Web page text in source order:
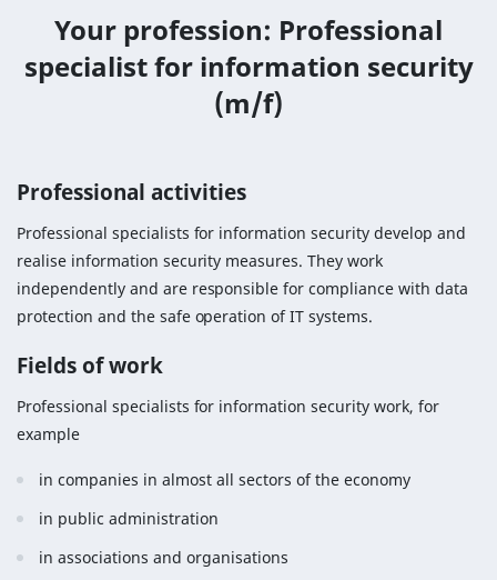
Your profession: Professional
specialist for information security
(m/f)
Professional activities
Professional specialists for information security develop and
realise information security measures. They work
independently and are responsible for compliance with data
protection and the safe operation of IT systems.
Fields of work
Professional specialists for information security work, for
example
in companies in almost all sectors of the economy
in public administration
in associations and organisations